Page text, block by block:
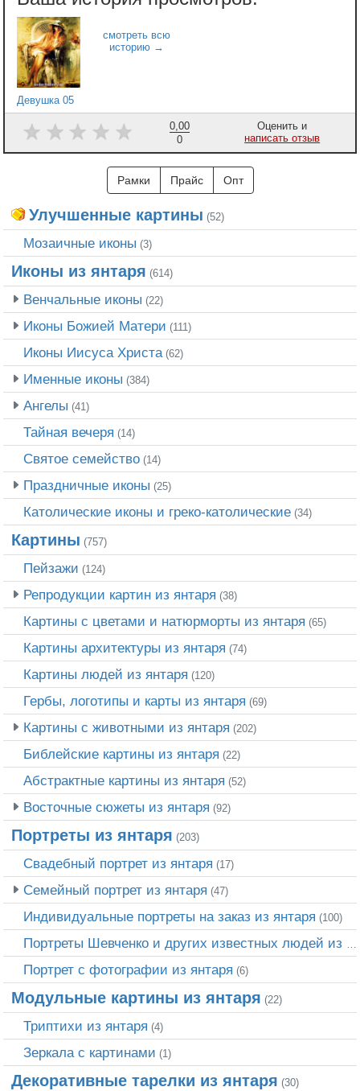
Девушка 05
0,00
0
Оценить и
написать отзыв
Рамки Прайс Опт
Улучшенные картины (52)
Мозаичные иконы (3)
Иконы из янтаря (614)
Венчальные иконы (22)
Иконы Божией Матери (111)
Иконы Иисуса Христа (62)
Именные иконы (384)
Ангелы (41)
Тайная вечеря (14)
Святое семейство (14)
Праздничные иконы (25)
Католические иконы и греко-католические (34)
Картины (757)
Пейзажи (124)
Репродукции картин из янтаря (38)
Картины с цветами и натюрморты из янтаря (65)
Картины архитектуры из янтаря (74)
Картины людей из янтаря (120)
Гербы, логотипы и карты из янтаря (69)
Картины с животными из янтаря (202)
Библейские картины из янтаря (22)
Абстрактные картины из янтаря (52)
Восточные сюжеты из янтаря (92)
Портреты из янтаря (203)
Свадебный портрет из янтаря (17)
Семейный портрет из янтаря (47)
Индивидуальные портреты на заказ из янтаря (100)
Портрет c фотографии из янтаря (6)
Модульные картины из янтаря (22)
Триптихи из янтаря (4)
Зеркала с картинами (1)
Декоративные тарелки из янтаря (30)